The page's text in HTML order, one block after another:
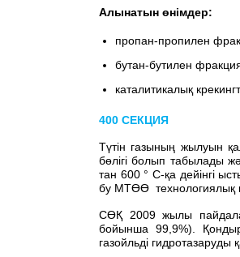
Алынатын өнімдер:
пропан-пропилен
бутан-бутилен
каталитикалық
400 СЕКЦИЯ
Түтін газының жылуын
бөлігі болып табылады
тан 600 ° C-қа дейінгі
бу МТӨӨ технологиялық
СӨҚ 2009 жылы
бойынша 99,9%).
газойльді гидротазаруды